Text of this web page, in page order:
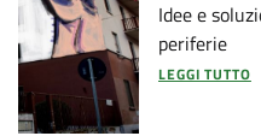
Idee e
periferie
LEGGI TUTTO